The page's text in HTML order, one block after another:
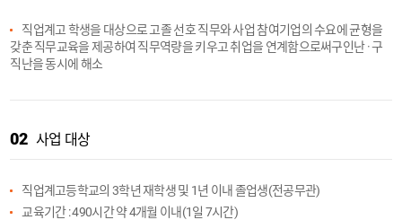
직업계고 학생을 대상으로 고졸 선호 직무와 사업 참여기업의 수요에 균형을
갖춘 직무교육을 제공하여 직무역량을 키우고 취업을 연계함으로써구인난 · 구
직난을 동시에 해소
02 사업 대상
직업계고등학교의 3학년 재학생 및 1년 이내 졸업생(전공무관)
교육기간 : 490시간 약 4개월 이내(1일 7시간)